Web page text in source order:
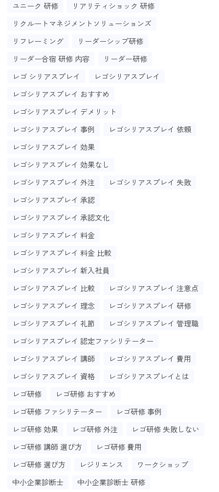
ユニーク 研修
リアリティショック 研修
リクルートマネジメントソリューションズ
リフレーミング
リーダーシップ研修
リーダー合宿 研修 内容
リーダー研修
レゴ シリアスプレイ
レゴシリアスプレイ
レゴシリアスプレイ おすすめ
レゴシリアスプレイ デメリット
レゴシリアスプレイ 事例
レゴシリアスプレイ 依頼
レゴシリアスプレイ 効果
レゴシリアスプレイ 効果なし
レゴシリアスプレイ 外注
レゴシリアスプレイ 失敗
レゴシリアスプレイ 承認
レゴシリアスプレイ 承認文化
レゴシリアスプレイ 料金
レゴシリアスプレイ 料金 比較
レゴシリアスプレイ 新入社員
レゴシリアスプレイ 比較
レゴシリアスプレイ 注意点
レゴシリアスプレイ 理念
レゴシリアスプレイ 研修
レゴシリアスプレイ 礼節
レゴシリアスプレイ 管理職
レゴシリアスプレイ 認定ファシリテーター
レゴシリアスプレイ 講師
レゴシリアスプレイ 費用
レゴシリアスプレイ 資格
レゴシリアスプレイとは
レゴ研修
レゴ研修 おすすめ
レゴ研修 ファシリテーター
レゴ研修 事例
レゴ研修 効果
レゴ研修 外注
レゴ研修 失敗しない
レゴ研修 講師 選び方
レゴ研修 費用
レゴ研修 選び方
レジリエンス
ワークショップ
中小企業診断士
中小企業診断士 研修